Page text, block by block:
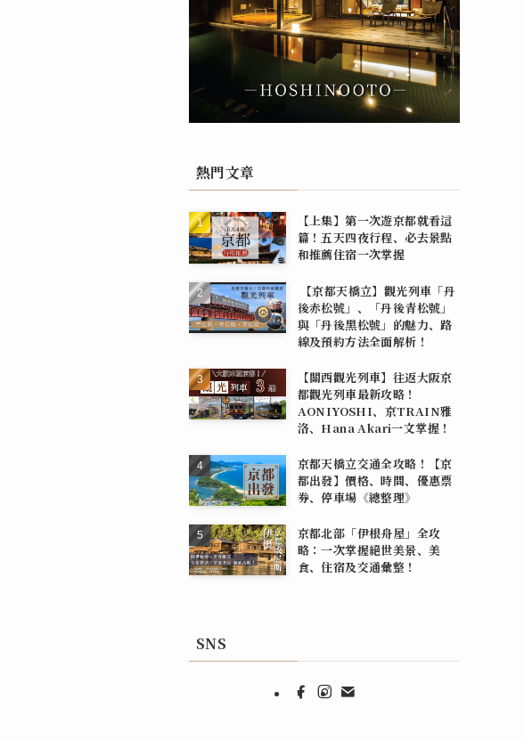
熱門文章
【上集】第一次遊京都就看這
篇！五天四夜行程、必去景點
和推薦住宿一次掌握
【京都天橋立】觀光列車「丹
後赤松號」、「丹後青松號」
與「丹後黑松號」的魅力、路
線及預約方法全面解析！
【關西觀光列車】往返大阪京
都觀光列車最新攻略！
AONIYOSHI、京TRAIN雅
洛、Hana Akari一文掌握！
京都天橋立交通全攻略！【京
都出發】價格、時間、優惠票
券、停車場《總整理》
京都北部「伊根舟屋」全攻
略：一次掌握絕世美景、美
食、住宿及交通彙整！
SNS